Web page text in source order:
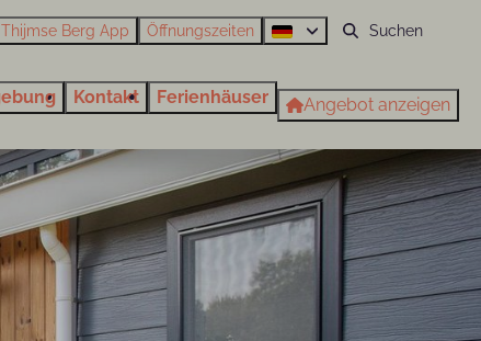
Thijmse Berg App Öffnungszeiten
Kontakt Ferienhäuser Angebot anzeigen